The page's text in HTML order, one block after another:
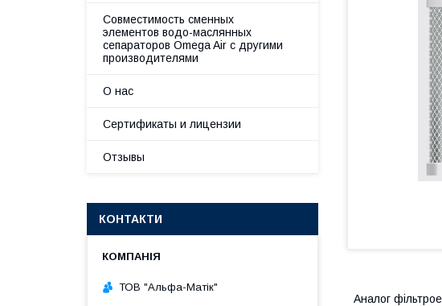
Аналог
Совместимость сменных
элементов водо-маслянных
сепараторов Omega Air с другими
производителями
О нас
Сертификаты и лицензии
Отзывы
КОНТАКТИ
ТОВ "Альфа-Матік"